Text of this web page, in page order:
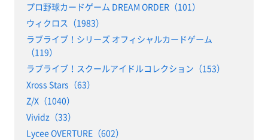
プロ野球カードゲーム DREAM ORDER（101）
ウィクロス（1983）
ラブライブ！シリーズ オフィシャルカードゲーム
（119）
ラブライブ！スクールアイドルコレクション（153）
Xross Stars（63）
Z/X（1040）
Vividz（33）
Lycee OVERTURE（602）